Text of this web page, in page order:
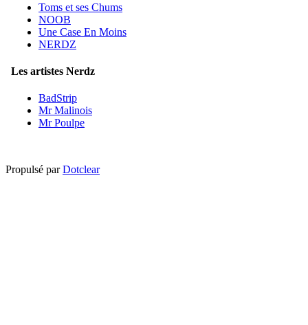
Toms et ses Chums
NOOB
Une Case En Moins
NERDZ
Les artistes Nerdz
BadStrip
Mr Malinois
Mr Poulpe
Propulsé parDotclear